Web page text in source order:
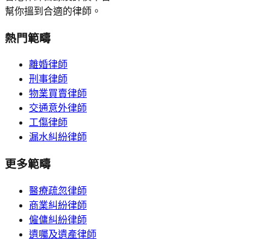
幫你搵到合適的律師。
熱門範疇
離婚律師
刑事律師
物業買賣律師
交通意外律師
工傷律師
漏水糾紛律師
更多範疇
醫療疏忽律師
商業糾紛律師
僱傭糾紛律師
遺囑及遺產律師